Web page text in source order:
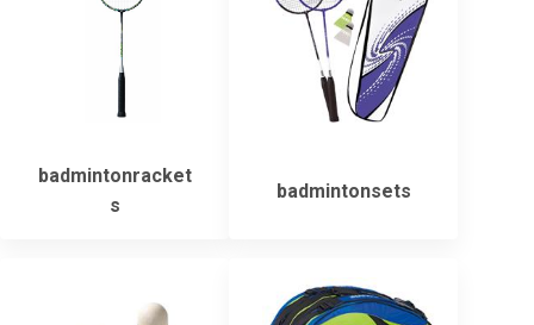
badmintonracket
s
badmintonsets